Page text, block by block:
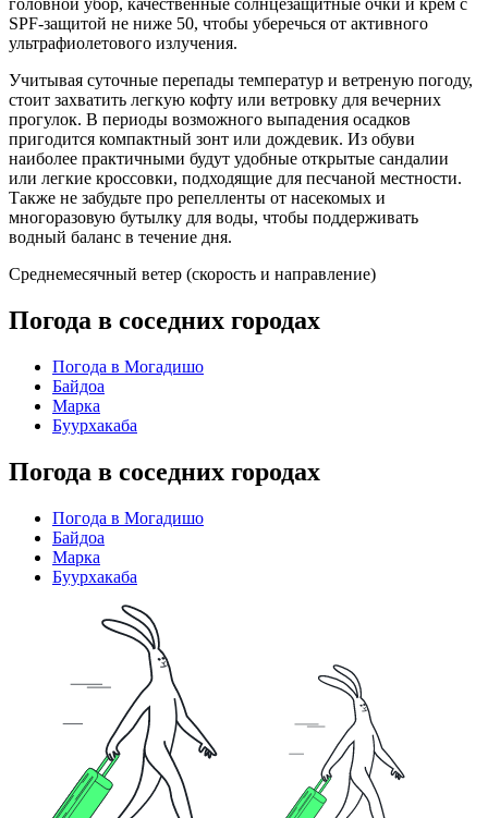
головной убор, качественные солнцезащитные очки и крем с
SPF-защитой не ниже 50, чтобы уберечься от активного
ультрафиолетового излучения.
Учитывая суточные перепады температур и ветреную погоду,
стоит захватить легкую кофту или ветровку для вечерних
прогулок. В периоды возможного выпадения осадков
пригодится компактный зонт или дождевик. Из обуви
наиболее практичными будут удобные открытые сандалии
или легкие кроссовки, подходящие для песчаной местности.
Также не забудьте про репелленты от насекомых и
многоразовую бутылку для воды, чтобы поддерживать
водный баланс в течение дня.
Среднемесячный ветер (скорость и направление)
Погода в соседних городах
Погода в Могадишо
Байдоа
Марка
Буурхакаба
Погода в соседних городах
Погода в Могадишо
Байдоа
Марка
Буурхакаба